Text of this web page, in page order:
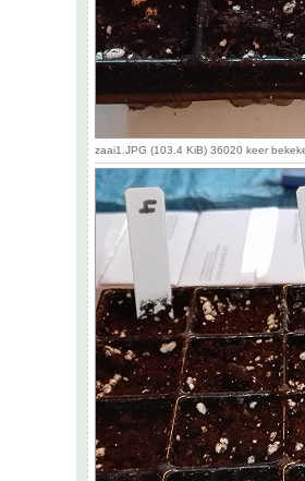
zaai1.JPG (103.4 KiB) 36020 keer